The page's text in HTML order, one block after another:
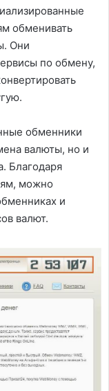
обменивать
Они
по обмену,
обменники
валюты, но и
Благодаря
можно
и
валют.